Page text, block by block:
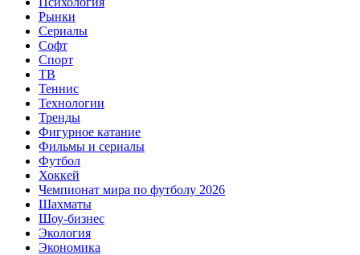
Рынки
Сериалы
Софт
Спорт
ТВ
Теннис
Технологии
Тренды
Фигурное катание
Фильмы и сериалы
Футбол
Хоккей
Чемпионат мира по футболу 2026
Шахматы
Шоу-бизнес
Экология
Экономика